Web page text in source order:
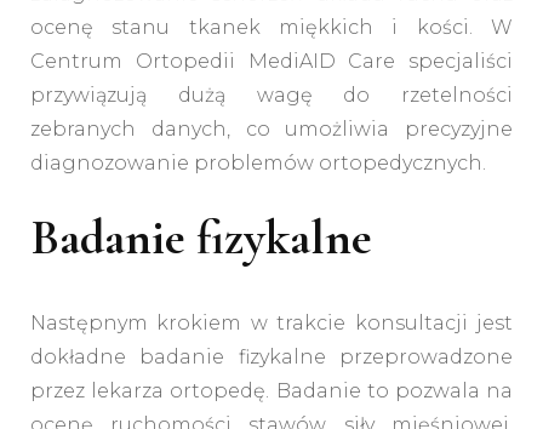
ocenę stanu tkanek miękkich i kości. W
Centrum Ortopedii MediAID Care specjaliści
przywiązują dużą wagę do rzetelności
zebranych danych, co umożliwia precyzyjne
diagnozowanie problemów ortopedycznych.
Badanie fizykalne
Następnym krokiem w trakcie konsultacji jest
dokładne badanie fizykalne przeprowadzone
przez lekarza ortopedę. Badanie to pozwala na